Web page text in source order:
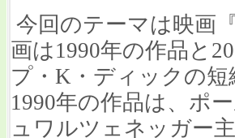
今回のテーマは映画
画は1990年の作品と
プ・K・ディックの
1990年の作品は、ポ
ュワルツェネッガー